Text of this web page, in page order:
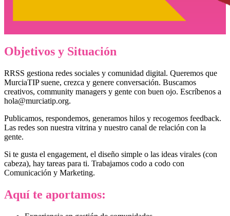
Objetivos y Situación
RRSS gestiona redes sociales y comunidad digital. Queremos que
MurciaTIP suene, crezca y genere conversación. Buscamos
creativos, community managers y gente con buen ojo. Escríbenos a
hola@murciatip.org.
Publicamos, respondemos, generamos hilos y recogemos feedback.
Las redes son nuestra vitrina y nuestro canal de relación con la
gente.
Si te gusta el engagement, el diseño simple o las ideas virales (con
cabeza), hay tareas para ti. Trabajamos codo a codo con
Comunicación y Marketing.
Aquí te aportamos: